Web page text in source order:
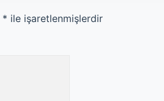
* ile işaretlenmişlerdir